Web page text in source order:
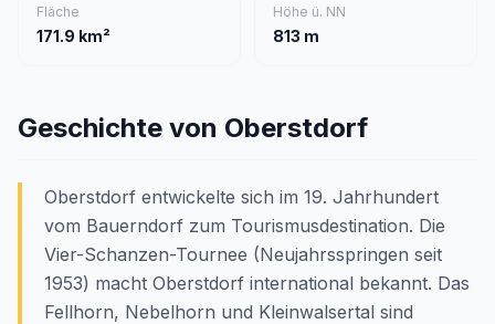
Fläche
171.9 km²
Höhe ü. NN
813 m
Geschichte von Oberstdorf
Oberstdorf entwickelte sich im 19. Jahrhundert
vom Bauerndorf zum Tourismusdestination. Die
Vier-Schanzen-Tournee (Neujahrsspringen seit
1953) macht Oberstdorf international bekannt. Das
Fellhorn, Nebelhorn und Kleinwalsertal sind